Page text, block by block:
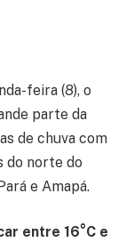
feira (8), o
parte da
de chuva com
do norte do
e Amapá.
entre 16°C e